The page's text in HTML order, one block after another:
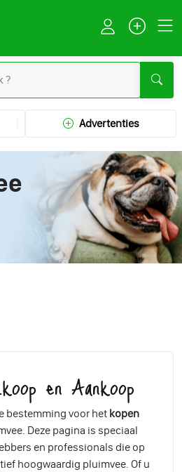
Advertenties
en Aankoop
bestemming voor het kopen
Deze pagina is speciaal
en professionals die op
hoogwaardig pluimvee. Of u